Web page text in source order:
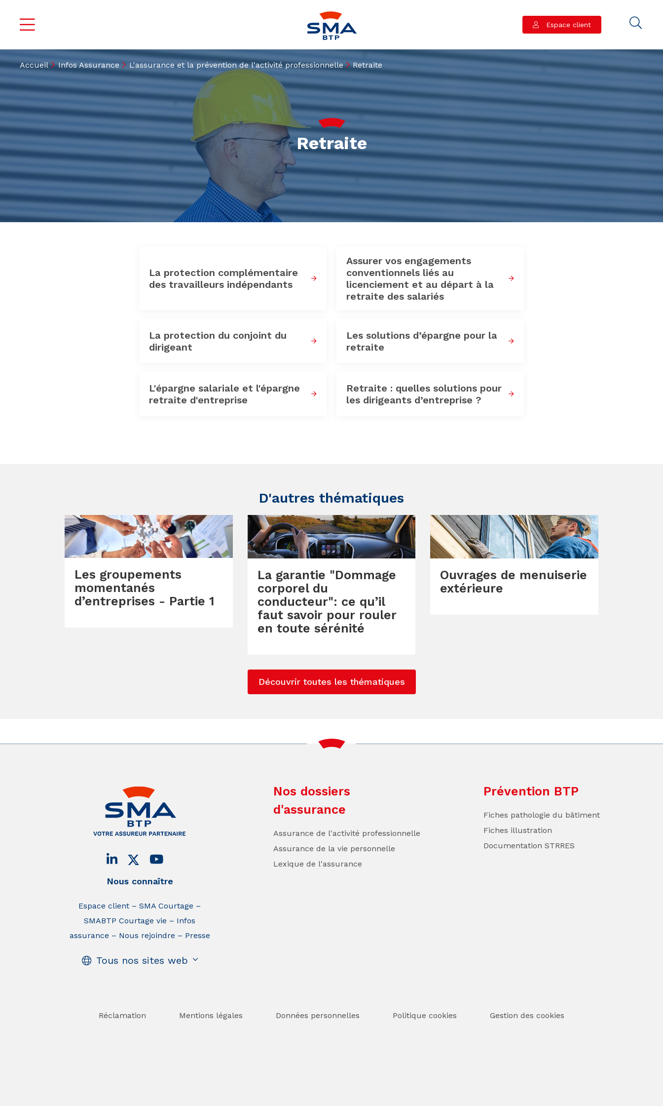
Espace client
Accueil Infos Assurance L'assurance et la prévention de l'activité professionnelle Retraite
Retraite
La protection complémentaire
des travailleurs indépendants
Assurer vos engagements
conventionnels liés au
licenciement et au départ à la
retraite des salariés
La protection du conjoint du
dirigeant
Les solutions d’épargne pour la
retraite
L'épargne salariale et l'épargne
retraite d'entreprise
Retraite : quelles solutions pour
les dirigeants d’entreprise ?
D'autres thématiques
Les groupements
momentanés
d’entreprises - Partie 1
La garantie "Dommage
corporel du
conducteur": ce qu’il
faut savoir pour rouler
en toute sérénité
Ouvrages de menuiserie
extérieure
Découvrir toutes les thématiques
Nous connaître
Espace client
SMA Courtage
SMABTP Courtage vie
Infos
assurance
Nous rejoindre Presse
Tous nos sites web
Nos dossiers
d'assurance
Assurance de l'activité professionnelle
Assurance de la vie personnelle
Lexique de l'assurance
Prévention BTP
Fiches pathologie du bâtiment
Fiches illustration
Documentation STRRES
Réclamation Mentions légales Données personnelles Politique cookies Gestion des cookies